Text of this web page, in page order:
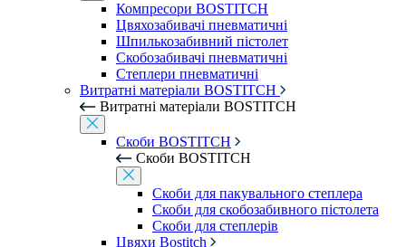
Компресори BOSTITCH
Цвяхозабивачі пневматичні
Шпилькозабивний пістолет
Скобозабивачі пневматичні
Степлери пневматичні
Витратні матеріали BOSTITCH
Витратні матеріали BOSTITCH
Скоби BOSTITCH
Скоби BOSTITCH
Скоби для пакувального степлера
Скоби для скобозабивного пістолета
Скоби для степлерів
Цвяхи Bostitch